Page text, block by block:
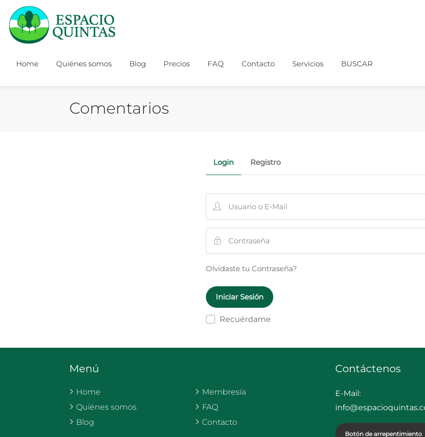
Home Quiénes somos Blog Precios FAQ Contacto Servicios BUSCAR
Comentarios
Login Registro
Olvidaste tu Contraseña?
Recuérdame
Menú
Home
Quiénes somos
Blog
Membresía
FAQ
Contacto
Contáctenos
E-Mail:
Botón de arrepentimiento